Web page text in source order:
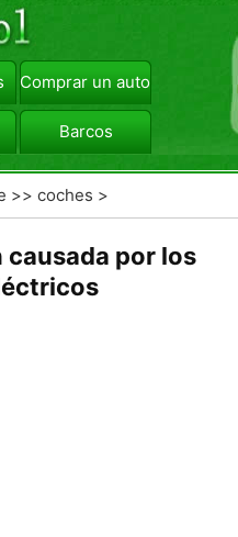
Comprar un automóvil
Barcos
>>coches >
por los